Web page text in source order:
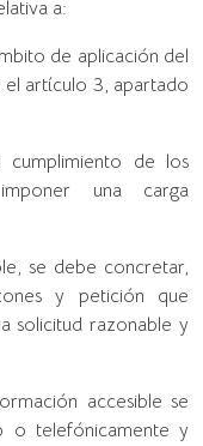
a:
de aplicación del
el artículo 3, apartado
cumplimiento de los
una carga
se debe concretar,
y petición que
solicitud razonable y
accesible se
o telefónicamente y